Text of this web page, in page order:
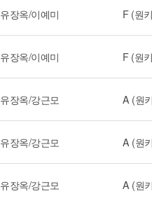
유장옥/이예미 F (원
유장옥/이예미 F (원
유장옥/강근모 A (원
유장옥/강근모 A (원
유장옥/강근모 A (원